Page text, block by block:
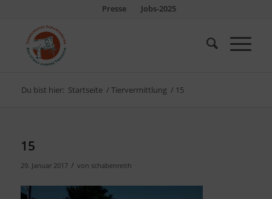
Presse Jobs-2025
Du bist hier: Startseite / Tiervermittlung / 15
15
29. Januar 2017 / von schabenreith